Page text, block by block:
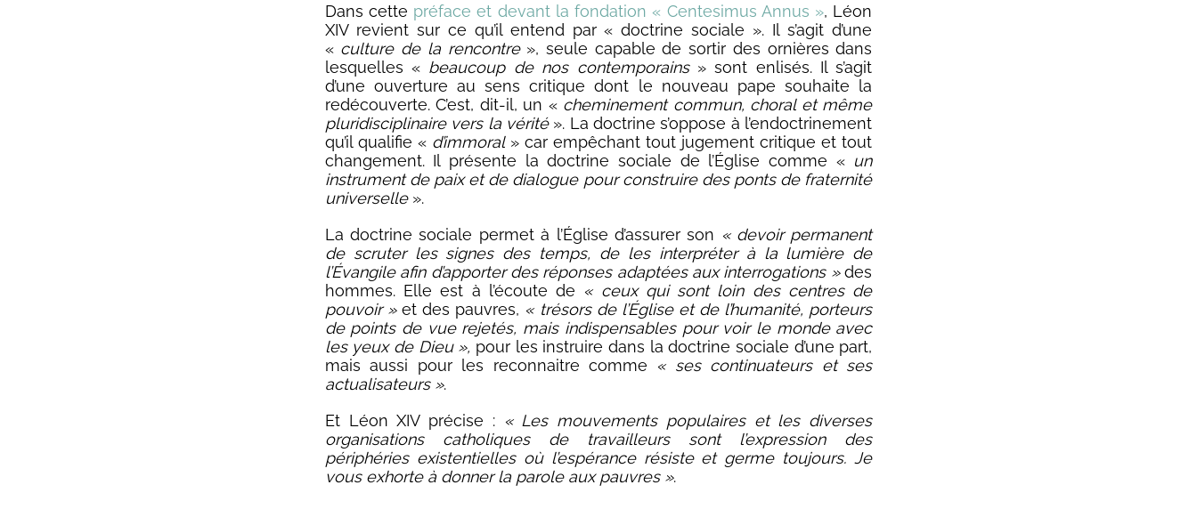
Dans cette préface et devant la fondation « Centesimus Annus », Léon
XIV revient sur ce qu’il entend par « doctrine sociale ». Il s’agit d’une
« culture de la rencontre», seule capable de sortir des ornières dans
lesquelles « beaucoup de nos contemporains» sont enlisés. Il s’agit
d’une ouverture au sens critique dont le nouveau pape souhaite la
redécouverte. C’est, dit-il, un « cheminement commun, choral et même
pluridisciplinaire vers la vérité». La doctrine s’oppose à l’endoctrinement
qu’il qualifie « d’immoral» car empêchant tout jugement critique et tout
changement. Il présente la doctrine sociale de l’Église comme « un
instrument de paix et de dialogue pour construire des ponts de fraternité
universelle».
La doctrine sociale permet à l’Église d’assurer son « devoir permanent
de scruter les signes des temps, de les interpréter à la lumière de
l’Évangile afin d’apporter des réponses adaptées aux interrogations »des
hommes. Elle est à l’écoute de « ceux qui sont loin des centres de
pouvoir »et des pauvres, « trésors de l’Église et de l’humanité, porteurs
de points de vue rejetés, mais indispensables pour voir le monde avec
les yeux de Dieu », pour les instruire dans la doctrine sociale d’une part,
mais aussi pour les reconnaitre comme « ses continuateurs et ses
actualisateurs ».
Et Léon XIV précise : « Les mouvements populaires et les diverses
organisations catholiques de travailleurs sont l’expression des
périphéries existentielles où l’espérance résiste et germe toujours. Je
vous exhorte à donner la parole aux pauvres ».